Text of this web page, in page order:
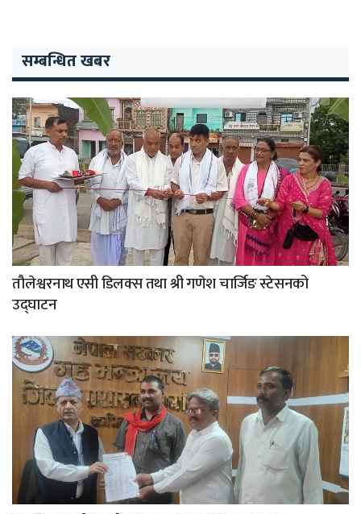
सम्बन्धित खबर
तौलेश्वरनाथ एसी डिलक्स तथा श्री गणेश चार्जिङ स्टेसनको
उद्घाटन